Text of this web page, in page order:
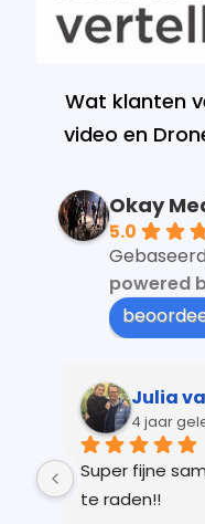
Wat klanten
video en
Okay
5.0
powered
Julia
4 jaar
Super fijne
te raden!!